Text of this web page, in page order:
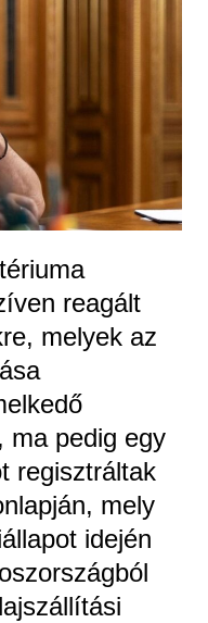
reagált
melyek az
ma pedig egy
regisztráltak
mely
idején